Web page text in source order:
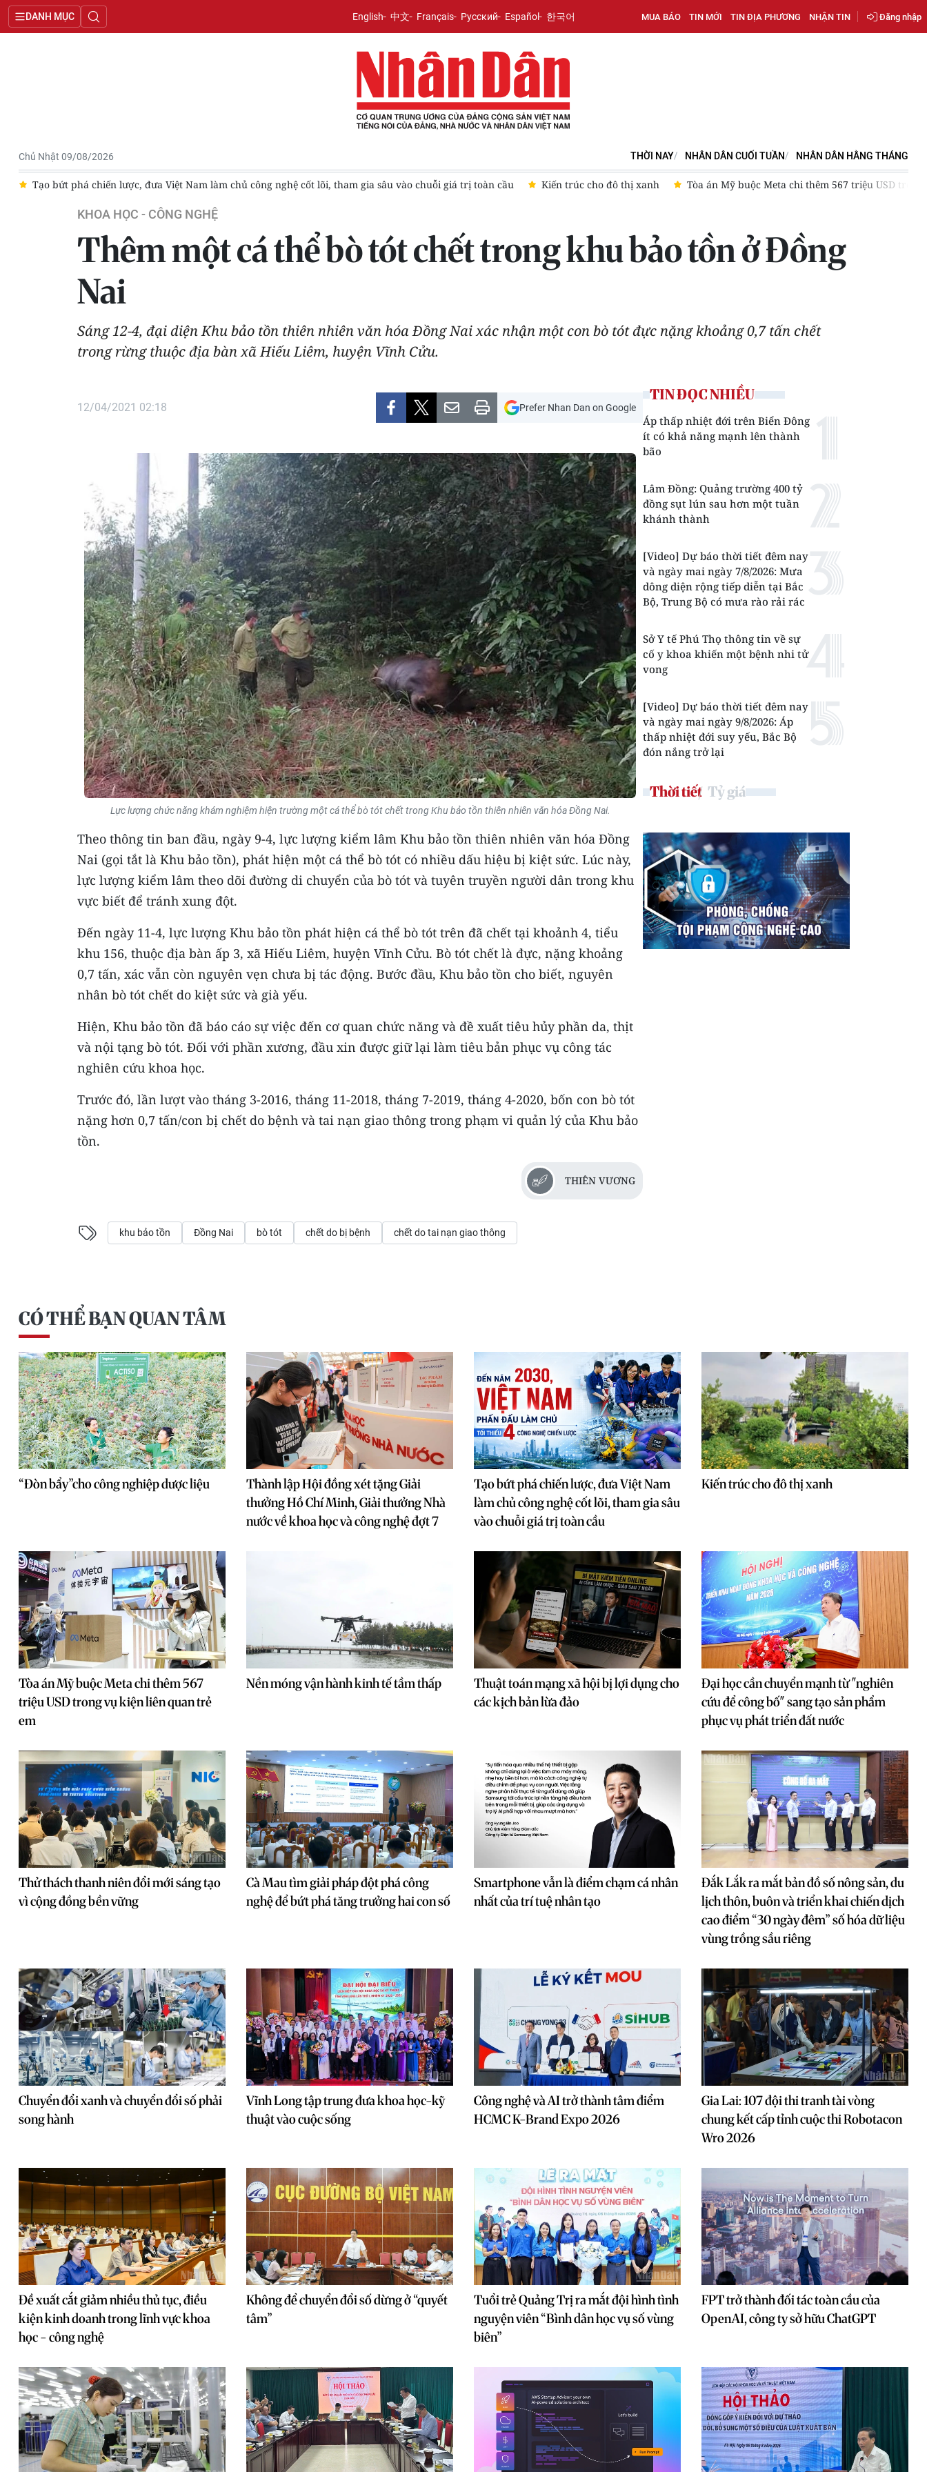
DANH MỤC English 中文 Français Русский Español 한국어 MUA BÁO TIN MỚI TIN ĐỊA PHƯƠNG NHẬN TIN Đăng nhập
Chủ Nhật 09/08/2026 THỜI NAY NHÂN DÂN CUỐI TUẦN NHÂN DÂN HẰNG THÁNG
lõi, tham gia sâu vào chuỗi giá trị toàn cầu Kiến trúc cho đô thị xanh Tòa án Mỹ buộc Meta chi thêm 567 triệu USD trong vụ kiện liên quan trẻ em “Đòn bẩy”cho công nghiệp dược liệu
KHOA HỌC - CÔNG NGHỆ
Thêm một cá thể bò tót chết trong khu bảo tồn ở Đồng
Nai
Sáng 12-4, đại diện Khu bảo tồn thiên nhiên văn hóa Đồng Nai xác nhận một con bò tót đực nặng khoảng 0,7 tấn chết
trong rừng thuộc địa bàn xã Hiếu Liêm, huyện Vĩnh Cửu.
12/04/2021 02:18 Prefer Nhan Dan on Google
Lực lượng chức năng khám nghiệm hiện trường một cá thể bò tót chết trong Khu bảo tồn thiên nhiên văn hóa Đồng Nai.
Theo thông tin ban đầu, ngày 9-4, lực lượng kiểm lâm Khu bảo tồn thiên nhiên văn hóa Đồng
Nai (gọi tắt là Khu bảo tồn), phát hiện một cá thể bò tót có nhiều dấu hiệu bị kiệt sức. Lúc này,
lực lượng kiểm lâm theo dõi đường di chuyển của bò tót và tuyên truyền người dân trong khu
vực biết để tránh xung đột.
Đến ngày 11-4, lực lượng Khu bảo tồn phát hiện cá thể bò tót trên đã chết tại khoảnh 4, tiểu
khu 156, thuộc địa bàn ấp 3, xã Hiếu Liêm, huyện Vĩnh Cửu. Bò tót chết là đực, nặng khoảng
0,7 tấn, xác vẫn còn nguyên vẹn chưa bị tác động. Bước đầu, Khu bảo tồn cho biết, nguyên
nhân bò tót chết do kiệt sức và già yếu.
Hiện, Khu bảo tồn đã báo cáo sự việc đến cơ quan chức năng và đề xuất tiêu hủy phần da, thịt
và nội tạng bò tót. Đối với phần xương, đầu xin được giữ lại làm tiêu bản phục vụ công tác
nghiên cứu khoa học.
Trước đó, lần lượt vào tháng 3-2016, tháng 11-2018, tháng 7-2019, tháng 4-2020, bốn con bò tót
nặng hơn 0,7 tấn/con bị chết do bệnh và tai nạn giao thông trong phạm vi quản lý của Khu bảo
tồn.
THIÊN VƯƠNG
khu bảo tồn Đồng Nai bò tót chết do bị bệnh chết do tai nạn giao thông
TIN ĐỌC NHIỀU
Áp thấp nhiệt đới trên Biển Đông
ít có khả năng mạnh lên thành
bão
Lâm Đồng: Quảng trường 400 tỷ
đồng sụt lún sau hơn một tuần
khánh thành
[Video] Dự báo thời tiết đêm nay
và ngày mai ngày 7/8/2026: Mưa
dông diện rộng tiếp diễn tại Bắc
Bộ, Trung Bộ có mưa rào rải rác
Sở Y tế Phú Thọ thông tin về sự
cố y khoa khiến một bệnh nhi tử
vong
[Video] Dự báo thời tiết đêm nay
và ngày mai ngày 9/8/2026: Áp
thấp nhiệt đới suy yếu, Bắc Bộ
đón nắng trở lại
Thời tiết Tỷ giá
CÓ THỂ BẠN QUAN TÂM
“Đòn bẩy”cho công nghiệp dược liệu
Thành lập Hội đồng xét tặng Giải
thưởng Hồ Chí Minh, Giải thưởng Nhà
nước về khoa học và công nghệ đợt 7
Tạo bứt phá chiến lược, đưa Việt Nam
làm chủ công nghệ cốt lõi, tham gia sâu
vào chuỗi giá trị toàn cầu
Kiến trúc cho đô thị xanh
Tòa án Mỹ buộc Meta chi thêm 567
triệu USD trong vụ kiện liên quan trẻ
em
Nền móng vận hành kinh tế tầm thấp
Thuật toán mạng xã hội bị lợi dụng cho
các kịch bản lừa đảo
Đại học cần chuyển mạnh từ "nghiên
cứu để công bố" sang tạo sản phẩm
phục vụ phát triển đất nước
Thử thách thanh niên đổi mới sáng tạo
vì cộng đồng bền vững
Cà Mau tìm giải pháp đột phá công
nghệ để bứt phá tăng trưởng hai con số
Smartphone vẫn là điểm chạm cá nhân
nhất của trí tuệ nhân tạo
Đắk Lắk ra mắt bản đồ số nông sản, du
lịch thôn, buôn và triển khai chiến dịch
cao điểm “30 ngày đêm” số hóa dữ liệu
vùng trồng sầu riêng
Chuyển đổi xanh và chuyển đổi số phải
song hành
Vĩnh Long tập trung đưa khoa học-kỹ
thuật vào cuộc sống
Công nghệ và AI trở thành tâm điểm
HCMC K-Brand Expo 2026
Gia Lai: 107 đội thi tranh tài vòng
chung kết cấp tỉnh cuộc thi Robotacon
Wro 2026
Đề xuất cắt giảm nhiều thủ tục, điều
kiện kinh doanh trong lĩnh vực khoa
học - công nghệ
Không để chuyển đổi số dừng ở “quyết
tâm”
Tuổi trẻ Quảng Trị ra mắt đội hình tình
nguyện viên “Bình dân học vụ số vùng
biên”
FPT trở thành đối tác toàn cầu của
OpenAI, công ty sở hữu ChatGPT